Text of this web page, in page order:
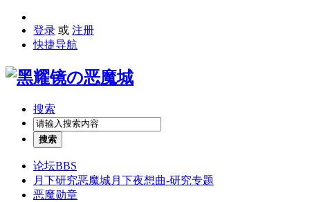
登录 或 注册
快捷导航
搜索
搜索
论坛BBS
月下研究恶魔城月下夜想曲-研究专题
恶魔勋章